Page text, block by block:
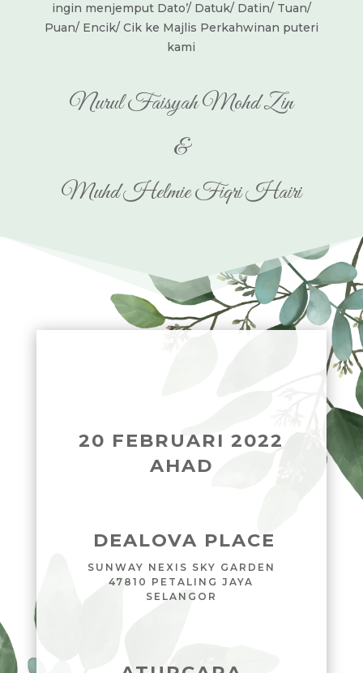
ingin menjemput Dato’/ Datuk/ Datin/ Tuan/
Puan/ Encik/ Cik ke Majlis Perkahwinan puteri
kami
Nurul Faisyah Mohd Zin
&
Muhd Helmie Fiqri Hairi
20 FEBRUARI 2022
AHAD
DEALOVA PLACE
SUNWAY NEXIS SKY GARDEN
47810 PETALING JAYA
SELANGOR